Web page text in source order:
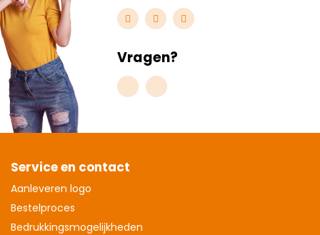
Vragen?
Service en contact
Aanleveren logo
Bestelproces
Bedrukkingsmogelijkheden